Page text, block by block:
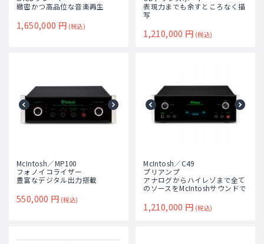
緻密かつ高品位な音楽再生
1,650,000 円 (税込)
表現力までも余すところなく描
写
1,210,000 円 (税込)
McIntosh／MP100
フォノイコライザー
豊富なデジタル出力搭載
550,000 円 (税込)
McIntosh／C49
プリアンプ
アナログからハイレゾまで全て
のソースをMcIntoshサウンドで
1,210,000 円 (税込)